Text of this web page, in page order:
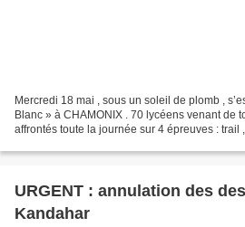
Mercredi 18 mai , sous un soleil de plomb ,
Blanc » à CHAMONIX . 70 lycéens venant de
affrontés toute la journée sur 4 épreuves : trail
URGENT : annulation des
Kandahar